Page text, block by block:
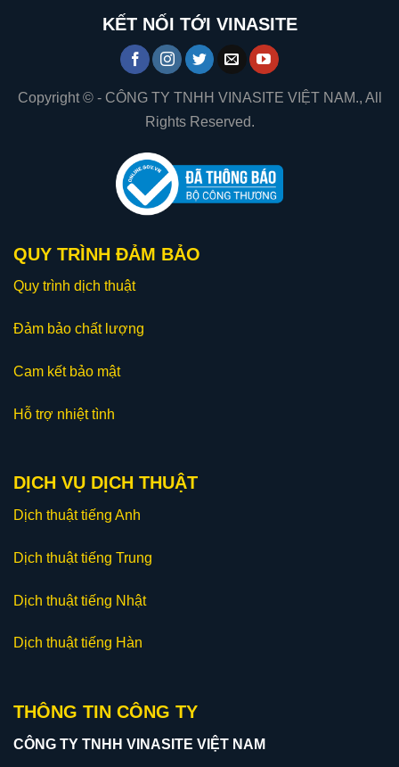
KẾT NỐI TỚI VINASITE
Copyright © - CÔNG TY TNHH VINASITE VIỆT NAM., All
Rights Reserved.
QUY TRÌNH ĐẢM BẢO
Quy trình dịch thuật
Đảm bảo chất lượng
Cam kết bảo mật
Hỗ trợ nhiệt tình
DỊCH VỤ DỊCH THUẬT
Dịch thuật tiếng Anh
Dịch thuật tiếng Trung
Dịch thuật tiếng Nhật
Dịch thuật tiếng Hàn
THÔNG TIN CÔNG TY
CÔNG TY TNHH VINASITE VIỆT NAM